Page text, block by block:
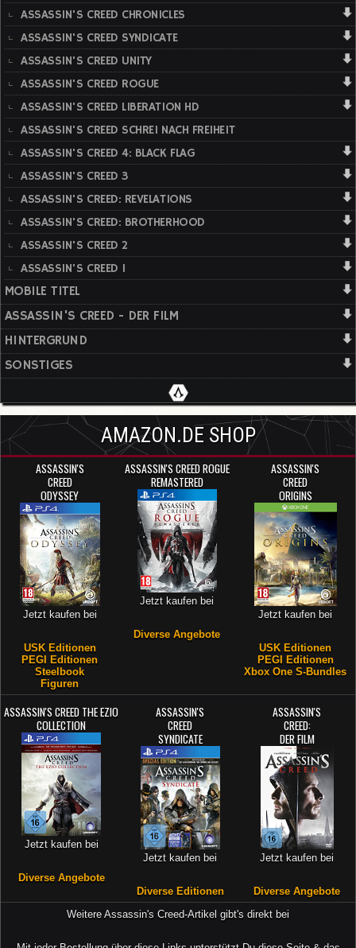
ASSASSIN'S CREED CHRONICLES
ASSASSIN'S CREED SYNDICATE
ASSASSIN'S CREED UNITY
ASSASSIN'S CREED ROGUE
ASSASSIN'S CREED LIBERATION HD
ASSASSIN'S CREED SCHREI NACH FREIHEIT
ASSASSIN'S CREED 4: BLACK FLAG
ASSASSIN'S CREED 3
ASSASSIN'S CREED: REVELATIONS
ASSASSIN'S CREED: BROTHERHOOD
ASSASSIN'S CREED 2
ASSASSIN'S CREED 1
MOBILE TITEL
ASSASSIN'S CREED - DER FILM
HINTERGRUND
SONSTIGES
AMAZON.DE SHOP
ASSASSIN'S
CREED
ODYSSEY
Jetzt kaufen bei
USK Editionen
PEGI Editionen
Steelbook
Figuren
ASSASSIN'S CREED ROGUE
REMASTERED
Jetzt kaufen bei
Diverse Angebote
ASSASSIN'S
CREED
ORIGINS
Jetzt kaufen bei
USK Editionen
PEGI Editionen
Xbox One S-Bundles
ASSASSIN'S CREED THE EZIO
COLLECTION
Jetzt kaufen bei
Diverse Angebote
ASSASSIN'S
CREED
SYNDICATE
Jetzt kaufen bei
Diverse Editionen
ASSASSIN'S
CREED:
DER FILM
Jetzt kaufen bei
Diverse Angebote
Weitere Assassin's Creed-Artikel gibt's direkt bei